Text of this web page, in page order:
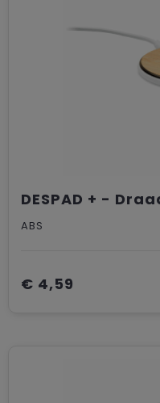
ABS
€ 4,59